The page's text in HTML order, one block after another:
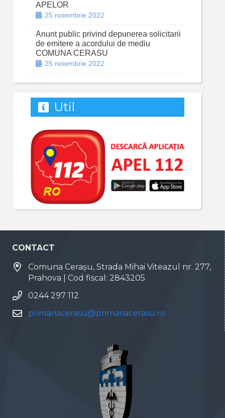
APELOR
25 noiembrie 2022
Anunt public privind depunerea solicitarii
de emitere a acordului de mediu
COMUNA CERASU
25 noiembrie 2022
Util
CONTACT
Comuna Cerașu, Strada Mihai Viteazul nr. 277,
Prahova | Cod fiscal: 2843205
0244 297 112
primariacerasu@primariacerasu.ro